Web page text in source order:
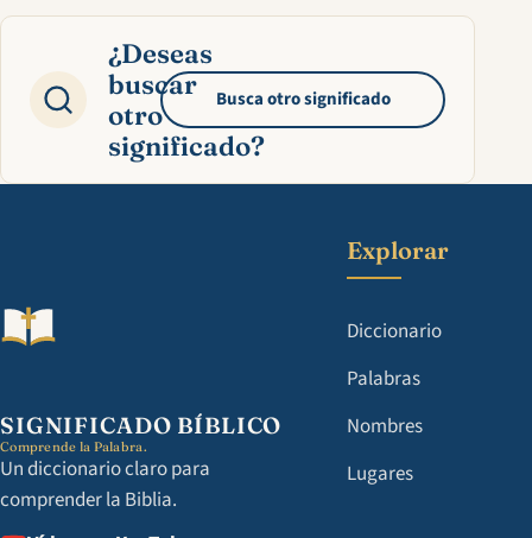
¿Deseas
buscar
otro
significado?
Busca otro significado
SIGNIFICADO BÍBLICO
Comprende la Palabra.
Un diccionario claro para
comprender la Biblia.
Explorar
Diccionario
Palabras
Nombres
Lugares